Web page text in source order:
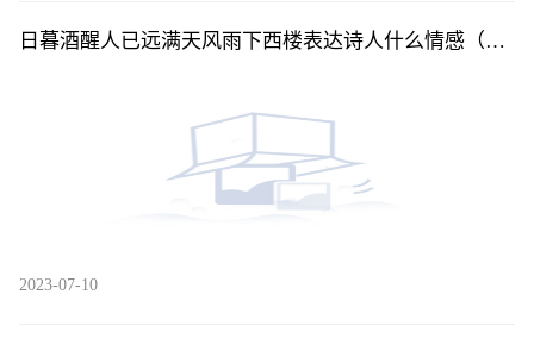
日暮酒醒人已远满天风雨下西楼表达诗人什么情感（日
2023-07-10